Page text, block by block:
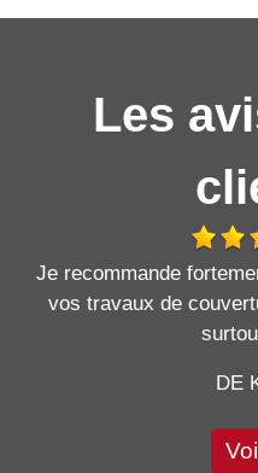
Les
Je recommande
vos travaux de
DE